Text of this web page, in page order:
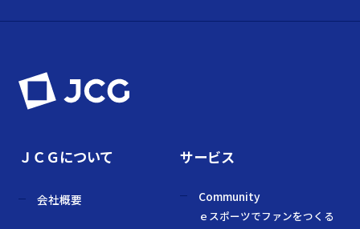
ＪＣＧについて
会社概要
サービス
Community
ｅスポーツでファンをつくる